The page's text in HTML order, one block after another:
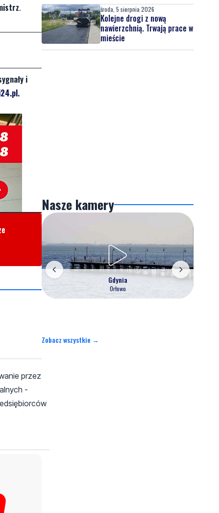
.
i
.
przez
-
środa, 5 sierpnia 2026
Kolejne drogi z nową
nawierzchnią. Trwają prace w
mieście
Nasze kamery
Gdynia
Orłowo
Zobacz wszystkie →